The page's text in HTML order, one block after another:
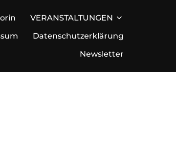
VERANSTALTUNGEN
Datenschutzerklärung
Newsletter